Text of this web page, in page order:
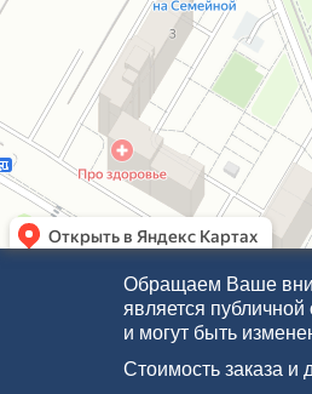
Обращаем Ваше
является
и могут быть
Стоимость заказа и